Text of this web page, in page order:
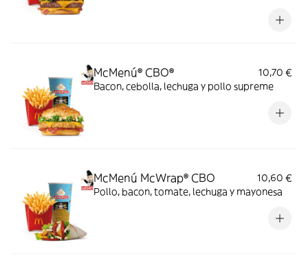
doble de cheddar, lechuga fresca y tiras de
McMenú® CBO®
10,70 €
Bacon, cebolla, lechuga y pollo supreme
McMenú McWrap® CBO
10,60 €
Pollo, bacon, tomate, lechuga y mayonesa